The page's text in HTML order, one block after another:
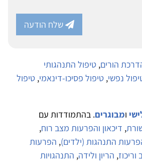
שלח הודעה
הורים, טיפול התנהגותי
נפשי, טיפול פסיכו-דינאמי, טיפול
ומבוגרים. בהתמודדות עם
, דיכאון והפרעות מצב רוח,
התנהגות (ילדים), הפרעות
, הריון ולידה, התנהגויות